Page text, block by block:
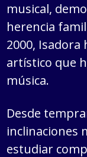
musical,
herencia
2000,
artístico que
música.
Desde
inclinaciones
estudiar